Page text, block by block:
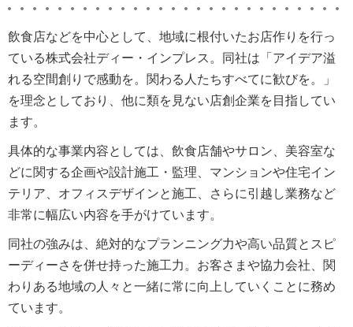
飲食店などを中心として、地域に根付いたお店作りを行っ
ている株式会社ディー・インプレス。同社は「アイデア溢
れる空間創りで感動を。関わる人たちすべてに歓びを。」
を理念としており、他に類を見ない店創企業を目指してい
ます。
具体的な事業内容としては、飲食店舗やサロン、美容室な
どに関する企画や設計施工・監理、マンションや住宅イン
テリア、オフィスデザインと施工、さらに引越し業務など
非常に幅広い内容を手がけています。
同社の強みは、絶対的なプランニング力や高い品質とスピ
ーディーさを併せ持った施工力。お客さまや協力会社、関
わりある地域の人々と一緒に常に向上していくことに務め
ています。